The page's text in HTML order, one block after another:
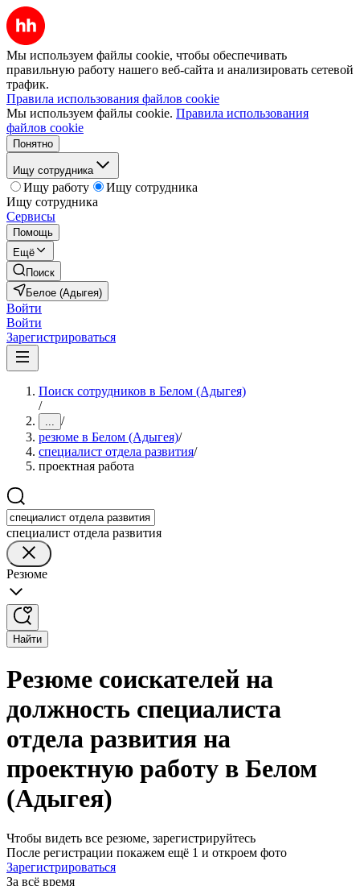
Мы используем файлы cookie, чтобы обеспечивать
правильную работу нашего веб-сайта и анализировать сетевой
трафик.
Правила использования файлов cookie
Мы используем файлы cookie. Правила использования
файлов cookie
Понятно
Ищу сотрудника
Ищу работу
Ищу сотрудника
Ищу сотрудника
Сервисы
Помощь
Ещё
Поиск
Белое (Адыгея)
Войти
Войти
Зарегистрироваться
Поиск сотрудников в Белом (Адыгея)
/
... /
резюме в Белом (Адыгея)/
специалист отдела развития/
проектная работа
специалист отдела развития
Резюме
Найти
Резюме соискателей на
должность специалиста
отдела развития на
проектную работу в Белом
(Адыгея)
Чтобы видеть все резюме, зарегистрируйтесь
После регистрации покажем ещё 1 и откроем фото
Зарегистрироваться
За всё время